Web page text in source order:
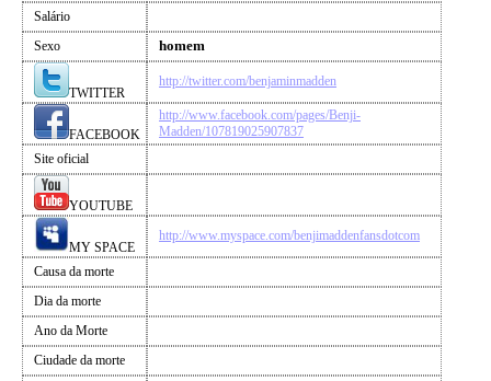
Salário
Sexo
homem
TWITTER
http://twitter.com/benjaminmadden
FACEBOOK
http://www.facebook.com/pages/Benji-
Madden/107819025907837
Site oficial
YOUTUBE
MY SPACE
http://www.myspace.com/benjimaddenfansdotcom
Causa da morte
Dia da morte
Ano da Morte
Ciudade da morte